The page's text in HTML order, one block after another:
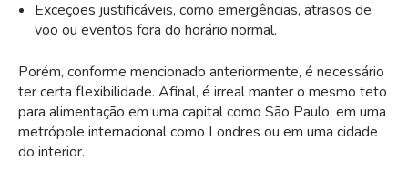
Exceções justificáveis, como emergências, atrasos de
voo ou eventos fora do horário normal.
Porém, conforme mencionado anteriormente, é necessário
ter certa flexibilidade. Afinal, é irreal manter o mesmo teto
para alimentação em uma capital como São Paulo, em uma
metrópole internacional como Londres ou em uma cidade
do interior.